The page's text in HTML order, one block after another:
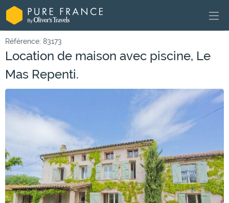
Référence: 83173
Location de maison avec piscine, Le
Mas Repenti.